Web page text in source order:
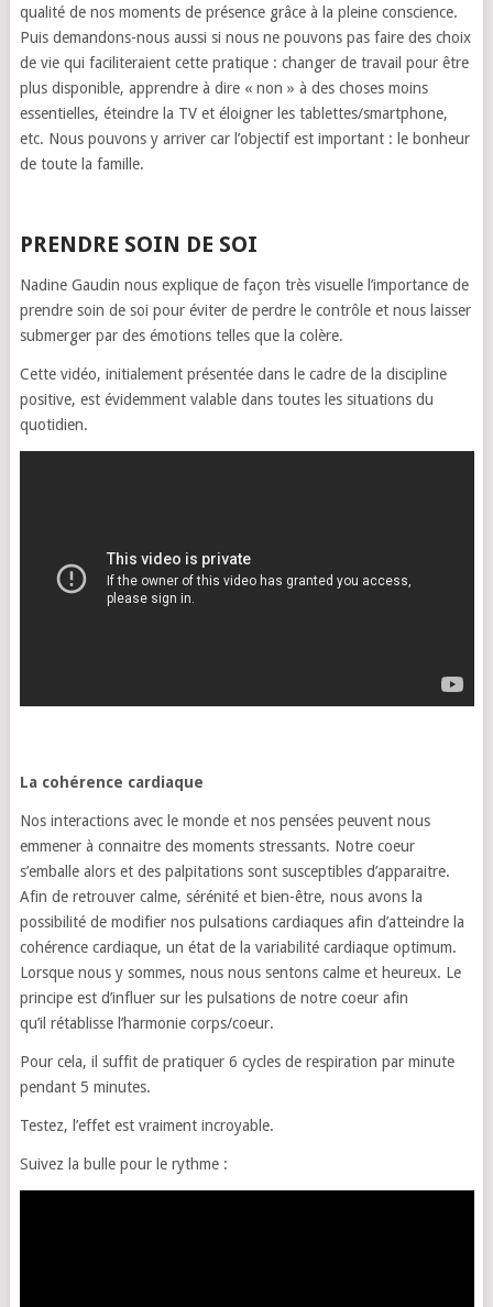
qualité de nos moments de présence grâce à la pleine conscience.
Puis demandons-nous aussi si nous ne pouvons pas faire des choix
de vie qui faciliteraient cette pratique : changer de travail pour être
plus disponible, apprendre à dire « non » à des choses moins
essentielles, éteindre la TV et éloigner les tablettes/smartphone,
etc. Nous pouvons y arriver car l’objectif est important : le bonheur
de toute la famille.
PRENDRE SOIN DE SOI
Nadine Gaudin nous explique de façon très visuelle l’importance de
prendre soin de soi pour éviter de perdre le contrôle et nous laisser
submerger par des émotions telles que la colère.
Cette vidéo, initialement présentée dans le cadre de la discipline
positive, est évidemment valable dans toutes les situations du
quotidien.
La cohérence cardiaque
Nos interactions avec le monde et nos pensées peuvent nous
emmener à connaitre des moments stressants. Notre coeur
s’emballe alors et des palpitations sont susceptibles d’apparaitre.
Afin de retrouver calme, sérénité et bien-être, nous avons la
possibilité de modifier nos pulsations cardiaques afin d’atteindre la
cohérence cardiaque, un état de la variabilité cardiaque optimum.
Lorsque nous y sommes, nous nous sentons calme et heureux. Le
principe est d’influer sur les pulsations de notre coeur afin
qu’il rétablisse l’harmonie corps/coeur.
Pour cela, il suffit de pratiquer 6 cycles de respiration par minute
pendant 5 minutes.
Testez, l’effet est vraiment incroyable.
Suivez la bulle pour le rythme :